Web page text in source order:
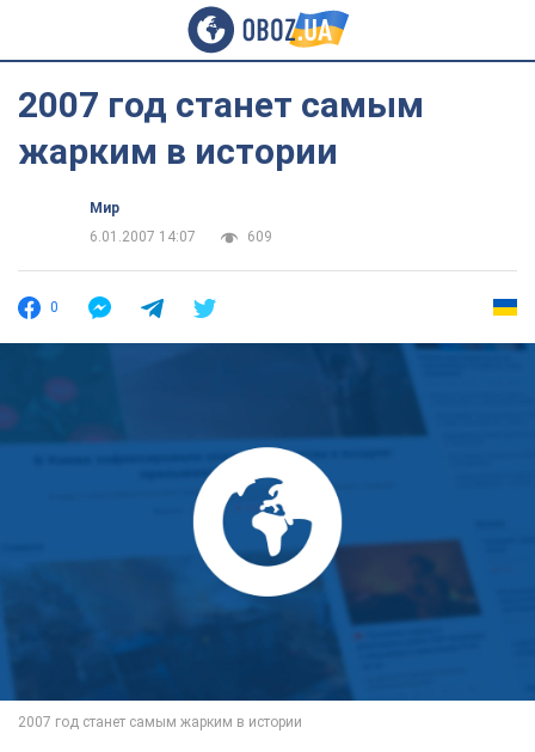
2007 год станет самым
жарким в истории
Мир
6.01.2007 14:07
609
0